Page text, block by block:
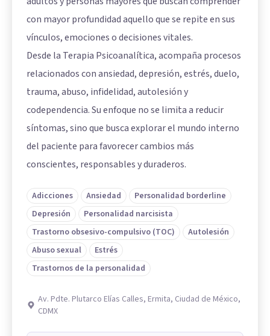
con mayor profundidad aquello que se repite en sus
vínculos, emociones o decisiones vitales.
Desde la Terapia Psicoanalítica, acompaña procesos
relacionados con ansiedad, depresión, estrés, duelo,
trauma, abuso, infidelidad, autolesión y
codependencia. Su enfoque no se limita a reducir
síntomas, sino que busca explorar el mundo interno
del paciente para favorecer cambios más
conscientes, responsables y duraderos.
Adicciones Ansiedad
Personalidad borderline
Depresión
Personalidad narcisista
Trastorno obsesivo-compulsivo (TOC)
Autolesión
Abuso sexual
Estrés
Trastornos de la personalidad
Av. Pdte. Plutarco Elías Calles, Ermita, Ciudad de México,
CDMX